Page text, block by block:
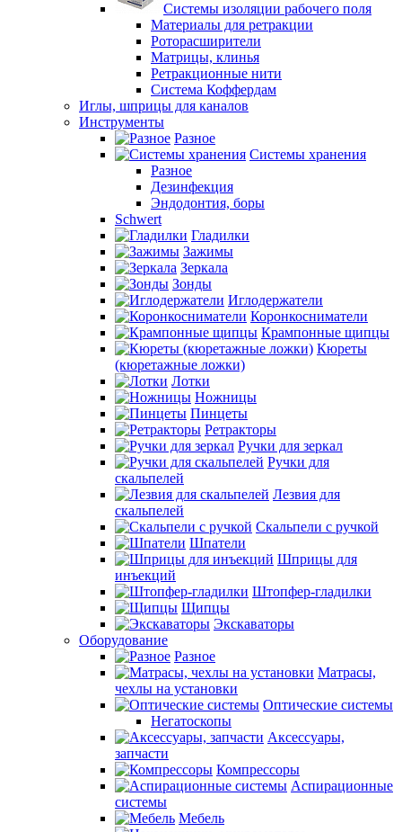
Системы изоляции рабочего поля
Материалы для ретракции
Роторасширители
Матрицы, клинья
Ретракционные нити
Система Коффердам
Иглы, шприцы для каналов
Инструменты
Разное
Системы хранения
Разное
Дезинфекция
Эндодонтия, боры
Schwert
Гладилки
Зажимы
Зеркала
Зонды
Иглодержатели
Коронкосниматели
Крампонные щипцы
Кюреты
(кюретажные ложки)
Лотки
Ножницы
Пинцеты
Ретракторы
Ручки для зеркал
Ручки для
скальпелей
Лезвия для
скальпелей
Скальпели с ручкой
Шпатели
Шприцы для
инъекций
Штопфер-гладилки
Щипцы
Экскаваторы
Оборудование
Разное
Матрасы,
чехлы на установки
Оптические системы
Негатоскопы
Аксессуары,
запчасти
Компрессоры
Аспирационные
системы
Мебель